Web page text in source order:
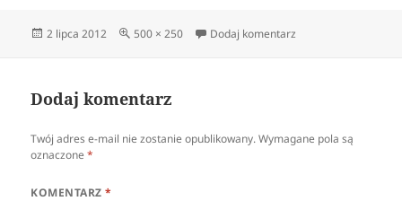
Data
2 lipca 2012
Pełny
500 × 250 Dodaj komentarz
Dodaj komentarz
Twój adres e-mail nie zostanie opublikowany. Wymagane pola są
oznaczone*
KOMENTARZ*